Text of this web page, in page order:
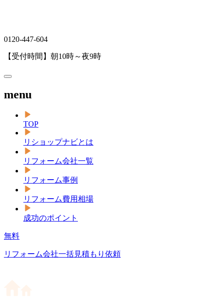
0120-447-604
【受付時間】朝10時～夜9時
menu
TOP
リショップナビとは
リフォーム会社一覧
リフォーム事例
リフォーム費用相場
成功のポイント
無料
リフォーム会社一括見積もり依頼